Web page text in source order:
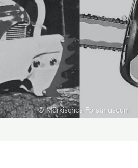
© Märkisches Forstmuseum